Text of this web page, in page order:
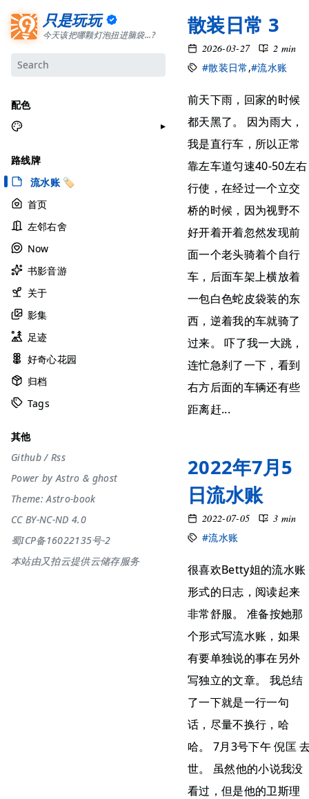
只是玩玩
今天该把哪颗灯泡扭进脑袋...?
配色
极夜黑
雅余黄
昱行粉
她的蓝
莫比乌斯
香草绿
自适应
路线牌
流水账 🏷
首页
左邻右舍
Now
书影音游
关于
影集
足迹
好奇心花园
归档
Tags
其他
Github/ Rss
Power byAstro & ghost
Theme:Astro-book
CC BY-NC-ND 4.0
蜀ICP备16022135号-2
本站由又拍云提供云储存服务
散装日常 3
2026-03-27
2 min
#散装日常 ,#流水账
前天下雨，回家的时候
都天黑了。 因为雨大，
我是直行车，所以正常
靠左车道匀速40-50左右
行使，在经过一个立交
桥的时候，因为视野不
好开着开着忽然发现前
面一个老头骑着个自行
车，后面车架上横放着
一包白色蛇皮袋装的东
西，逆着我的车就骑了
过来。 吓了我一大跳，
连忙急刹了一下，看到
右方后面的车辆还有些
距离赶...
2022年7月5
日流水账
2022-07-05
3 min
#流水账
很喜欢Betty姐的流水账
形式的日志，阅读起来
非常舒服。 准备按她那
个形式写流水账，如果
有要单独说的事在另外
写独立的文章。 我总结
了一下就是一行一句
话，尽量不换行，哈
哈。 7月3号下午 倪匡
世。 虽然他的小说我没
看过，但是他的卫斯理